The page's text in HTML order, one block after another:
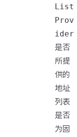
List
Prov
ider
是否
所提
供的
地址
列表
是否
为固